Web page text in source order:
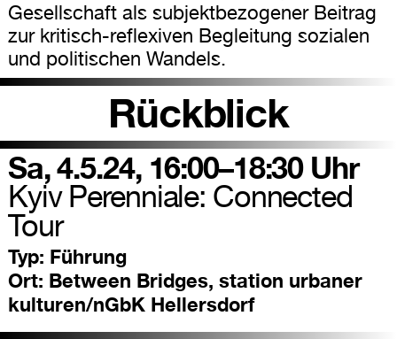
Gesellschaft als subjektbezogener Beitrag
zur kritisch-reflexiven Begleitung sozialen
und politischen Wandels.
Rückblick
Sa, 4.5.24, 16:00–18:30 Uhr
Kyiv Perenniale: Connected
Tour
Typ: Führung
Ort: Between Bridges, station urbaner
kulturen/nGbK Hellersdorf